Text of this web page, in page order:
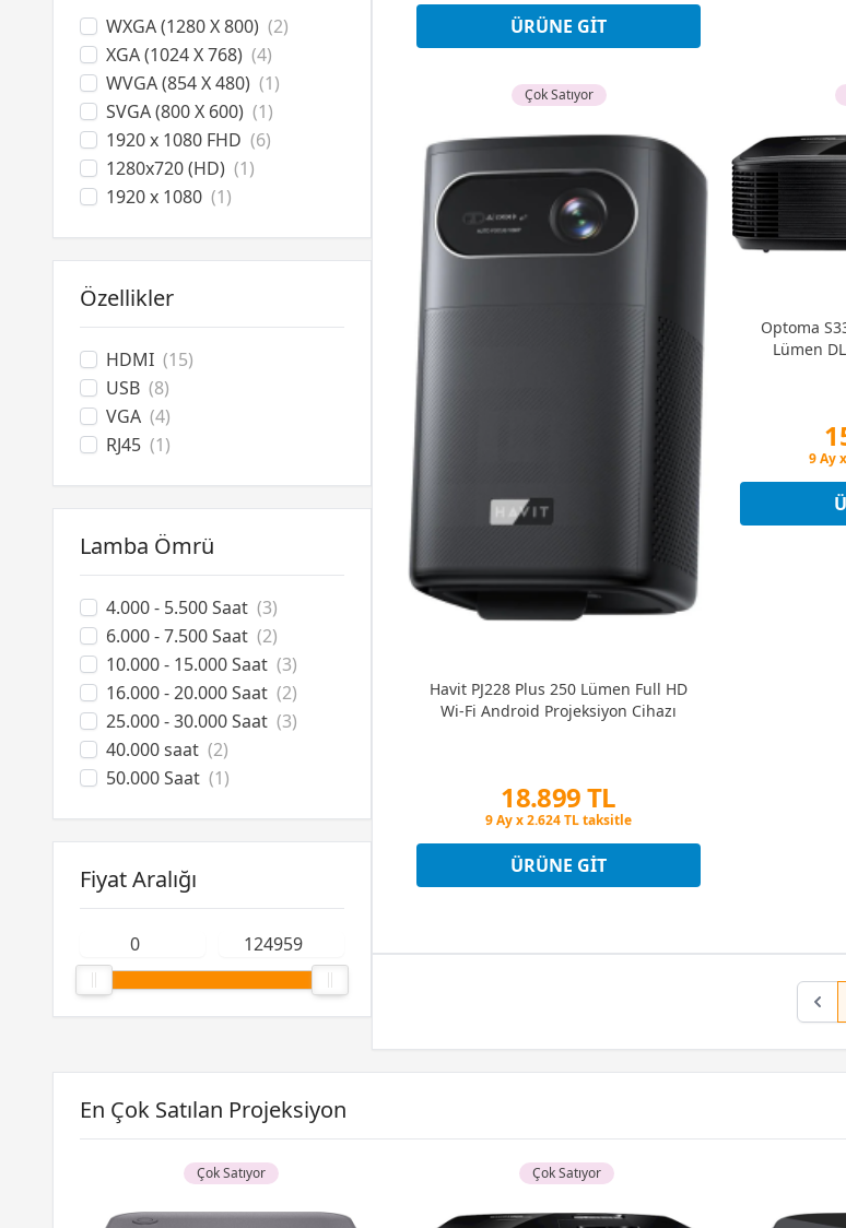
WXGA (1280 X 800) (2)
XGA (1024 X 768) (4)
WVGA (854 X 480) (1)
SVGA (800 X 600) (1)
1920 x 1080 FHD (6)
1280x720 (HD) (1)
1920 x 1080 (1)
Özellikler
HDMI (15)
USB (8)
VGA (4)
RJ45 (1)
Lamba Ömrü
4.000 - 5.500 Saat (3)
6.000 - 7.500 Saat (2)
10.000 - 15.000 Saat (3)
16.000 - 20.000 Saat (2)
25.000 - 30.000 Saat (3)
40.000 saat (2)
50.000 Saat (1)
Fiyat Aralığı
Peşin Fiyatına 3 Taksit
ÜRÜNE GIT
Çok Satıyor
Havit PJ228 Plus 250 Lümen Full HD
Wi-Fi Android Projeksiyon Cihazı
18.899 TL
Peşin Fiyatına 3 Taksit
Peşin Fiyatına 3 Taksit
ÜRÜNE GIT
Optoma
Lümen
9 Ay
En Çok Satılan Projeksiyon
Çok Satıyor Çok Satıyor